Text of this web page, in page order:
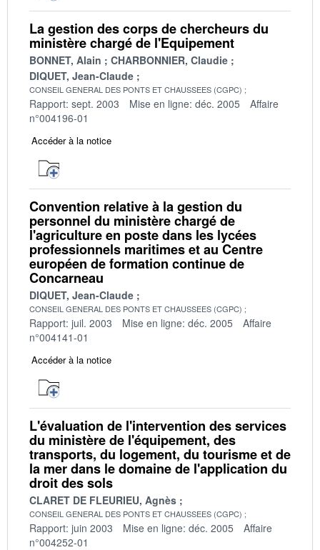
La gestion des corps de chercheurs du
ministère chargé de l'Equipement
BONNET, Alain
CHARBONNIER, Claudie
DIQUET, Jean-Claude
CONSEIL GENERAL DES PONTS ET CHAUSSEES (CGPC)
Rapport: sept. 2003 Mise en ligne: déc. 2005
Affaire
n°004196-01
Accéder à la notice
Convention relative à la gestion du
personnel du ministère chargé de
l'agriculture en poste dans les lycées
professionnels maritimes et au Centre
européen de formation continue de
Concarneau
DIQUET, Jean-Claude
CONSEIL GENERAL DES PONTS ET CHAUSSEES (CGPC)
Rapport: juil. 2003 Mise en ligne: déc. 2005
Affaire
n°004141-01
Accéder à la notice
L'évaluation de l'intervention des services
du ministère de l'équipement, des
transports, du logement, du tourisme et de
la mer dans le domaine de l'application du
droit des sols
CLARET DE FLEURIEU, Agnès
CONSEIL GENERAL DES PONTS ET CHAUSSEES (CGPC)
Rapport: juin 2003 Mise en ligne: déc. 2005
Affaire
n°004252-01